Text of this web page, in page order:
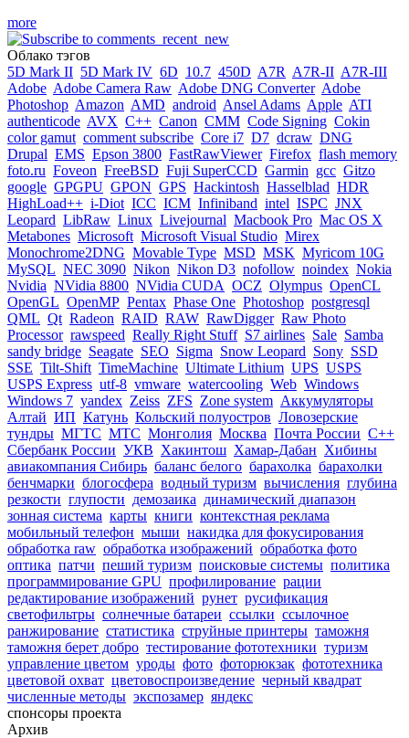
more
Облако тэгов
5D Mark II 5D Mark IV 6D 10.7 450D A7R A7R-II A7R-III
Adobe Adobe Camera Raw Adobe DNG Converter Adobe
Photoshop Amazon AMD android Ansel Adams Apple ATI
authenticode AVX C++ Canon CMM Code Signing Cokin
color gamut comment subscribe Core i7 D7 dcraw DNG
Drupal EMS Epson 3800 FastRawViewer Firefox flash memory
foto.ru Foveon FreeBSD Fuji SuperCCD Garmin gcc Gitzo
google GPGPU GPON GPS Hackintosh Hasselblad HDR
HighLoad++ i-Diot ICC ICM Infiniband intel ISPC JNX
Leopard LibRaw Linux Livejournal Macbook Pro Mac OS X
Metabones Microsoft Microsoft Visual Studio Mirex
Monochrome2DNG Movable Type MSD MSK Myricom 10G
MySQL NEC 3090 Nikon Nikon D3 nofollow noindex Nokia
Nvidia NVidia 8800 NVidia CUDA OCZ Olympus OpenCL
OpenGL OpenMP Pentax Phase One Photoshop postgresql
QML Qt Radeon RAID RAW RawDigger Raw Photo
Processor rawspeed Really Right Stuff S7 airlines Sale Samba
sandy bridge Seagate SEO Sigma Snow Leopard Sony SSD
SSE Tilt-Shift TimeMachine Ultimate Lithium UPS USPS
USPS Express utf-8 vmware watercooling Web Windows
Windows 7 yandex Zeiss ZFS Zone system Аккумуляторы
Алтай ИП Катунь Кольский полуостров Ловозерские
тундры МГТС МТС Монголия Москва Почта России С++
Сбербанк России УКВ Хакинтош Хамар-Дабан Хибины
авиакомпания Сибирь баланс белого барахолка барахолки
бенчмарки блогосфера водный туризм вычисления глубина
резкости глупости демозаика динамический диапазон
зонная система карты книги контекстная реклама
мобильный телефон мыши накидка для фокусирования
обработка raw обработка изображений обработка фото
оптика патчи пеший туризм поисковые системы политика
программирование GPU профилирование рации
редактирование изображений рунет русификация
светофильтры солнечные батареи ссылки ссылочное
ранжирование статистика струйные принтеры таможня
таможня берет добро тестирование фототехники туризм
управление цветом уроды фото фоторюкзак фототехника
цветовой охват цветовоспроизведение черный квадрат
численные методы экспозамер яндекс
спонсоры проекта
Архив